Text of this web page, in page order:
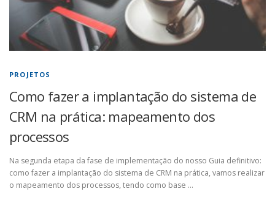
PROJETOS
Como fazer a implantação do sistema de
CRM na prática: mapeamento dos
processos
Na segunda etapa da fase de implementação do nosso Guia definitivo:
como fazer a implantação do sistema de CRM na prática, vamos realizar
o mapeamento dos processos, tendo como base …